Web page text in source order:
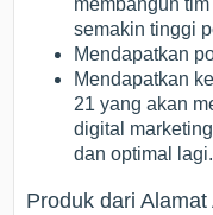
membangun
semakin tinggi
Mendapatkan
Mendapatkan
21 yang akan
digital
dan optimal lagi.
Produk dari